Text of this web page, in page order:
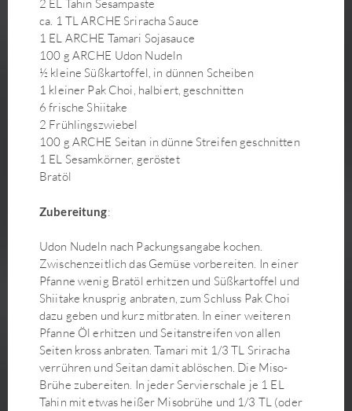
Kokos-Matcha-Makronen
Kokosmilchreis mit Mango und karamelliger Kokossauce
Koreanische Glasnudelpfanne Japchae
Körnerbrötchen (mit Hefe)
Korokke– japanische Kroketten
Kürbis-Brioche
Kürbis-Flammkuchen mit Grünkohl-Lauch-Salat
Kürbis-Misosuppe
Lauchgemüse mit veganer Sauce Bèarnaise
Linsenbraten mit Pflaumen
Maiskölbchen-Frites
Maki Sushi
Mango Sweet Chili Rolls
Matcha Latte
Matcha Smoothie
Matcha-Energie-Kugeln
Matcha-Grüntee-Eis
2 EL Tahin Sesampaste
ca. 1 TL ARCHE Sriracha Sauce
1 EL ARCHE Tamari Sojasauce
100 g ARCHE Udon Nudeln
½ kleine Süßkartoffel, in dünnen Scheiben
1 kleiner Pak Choi, halbiert, geschnitten
6 frische Shiitake
2 Frühlingszwiebel
100 g ARCHE Seitan in dünne Streifen geschnitten
1 EL Sesamkörner, geröstet
Bratöl
Zubereitung:
Udon Nudeln nach Packungsangabe kochen.
Zwischenzeitlich das Gemüse vorbereiten. In einer
Pfanne wenig Bratöl erhitzen und Süßkartoffel und
Shiitake knusprig anbraten, zum Schluss Pak Choi
dazu geben und kurz mitbraten. In einer weiteren
Pfanne Öl erhitzen und Seitanstreifen von allen
Seiten kross anbraten. Tamari mit 1/3 TL Sriracha
verrühren und Seitan damit ablöschen. Die Miso-
Brühe zubereiten. In jeder Servierschale je 1 EL
Tahin mit etwas heißer Misobrühe und 1/3 TL (oder